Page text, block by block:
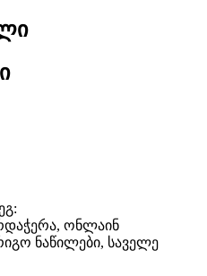
ონლაინ
ნაწილები, საველე